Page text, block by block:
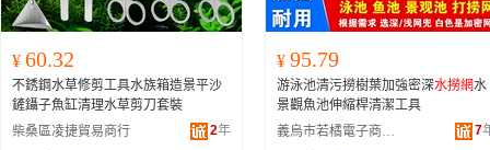
¥ 60.32
不銹鋼水草修剪工具水族箱造景平沙
鏟鑷子魚缸清理水草剪刀套裝
柴桑區凌捷貿易商行
2年
¥ 95.79
游泳池清污撈樹葉加強密深水撈網水
景觀魚池伸縮桿清潔工具
義烏市若橘電子商務商行
7